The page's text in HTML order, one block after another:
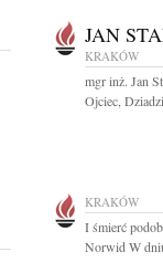
JAN
KRAKÓW
mgr inż. Jan
Ojciec,
KRAKÓW
I śmierć
Norwid W